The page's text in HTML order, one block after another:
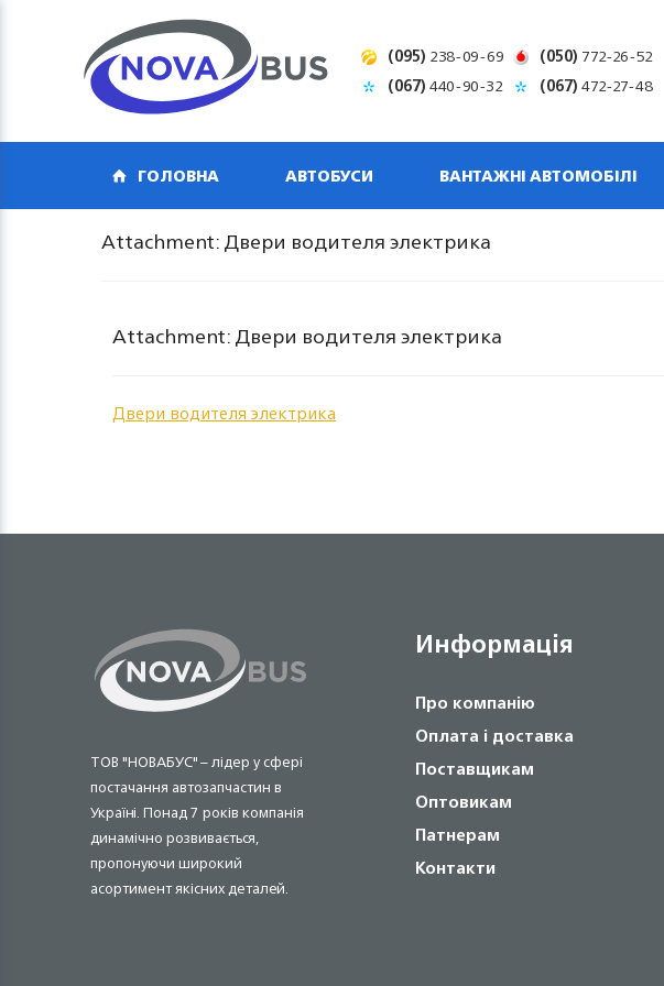
(095) 238-09-69 (050) 772-26-52
(067)440-90-32 (067)472-27-48
ГОЛОВНА АВТОБУСИ ВАНТАЖНІ АВТОМОБІЛІ
Attachment: Двери водителя электрика
Attachment: Двери водителя электрика
Двери водителя электрика
ТОВ "НОВАБУС" – лідер у сфері
постачання автозапчастин в
Україні. Понад 7 років компанія
динамічно розвивається,
пропонуючи широкий
асортимент якісних деталей.
Информація
Про компанію
Оплата і доставка
Поставщикам
Оптовикам
Патнерам
Контакти